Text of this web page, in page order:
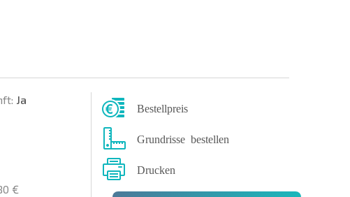
Ja
€
Bestellpreis
Grundrisse bestellen
Drucken